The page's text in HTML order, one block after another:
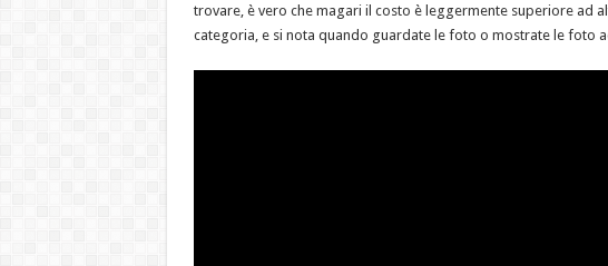
trovare, è vero che magari il costo è leggermente superiore ad
categoria, e si nota quando guardate le foto o mostrate le foto